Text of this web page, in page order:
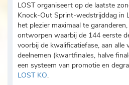
LOST organiseert op de laatste
Knock-Out Sprint-wedstrijddag in
het plezier maximaal te
ontworpen waarbij de 144 eerste
voorbij de kwalificatiefase, aan alle
deelnemen (kwartfinales, halve
een systeem van promotie en
LOST KO.